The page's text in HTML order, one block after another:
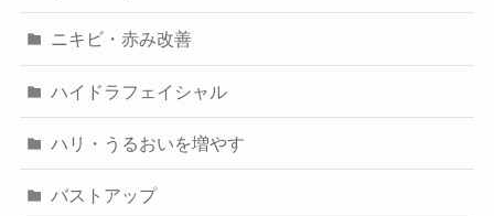
ニキビ・赤み改善
ハイドラフェイシャル
ハリ・うるおいを増やす
バストアップ